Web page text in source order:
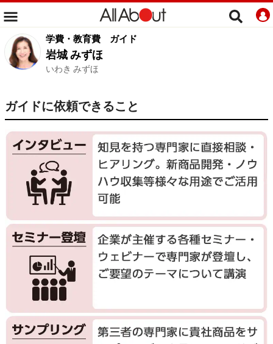
学費・教育費 ガイド
岩城 みずほ
いわき みずほ
ガイドに依頼できること